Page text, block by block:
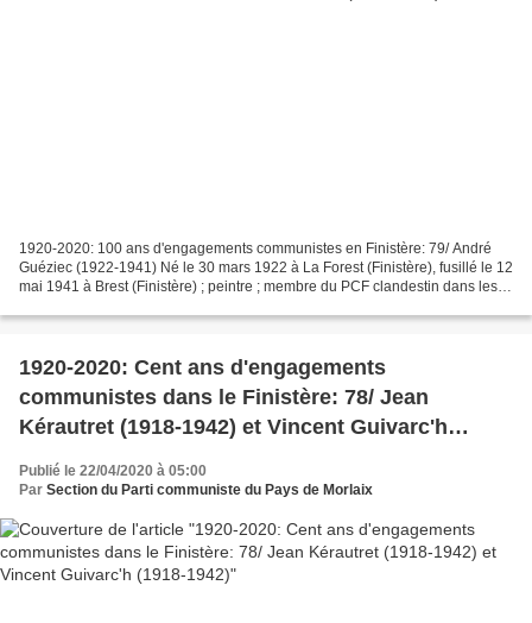
1920-2020: 100 ans d'engagements communistes en Finistère: 79/ André
Guéziec (1922-1941) Né le 30 mars 1922 à La Forest (Finistère), fusillé le 12
mai 1941 à Brest (Finistère) ; peintre ; membre du PCF clandestin dans les
1920-2020: Cent ans d'engagements
communistes dans le Finistère: 78/ Jean
Kérautret (1918-1942) et Vincent Guivarc'h
Publié le 22/04/2020 à 05:00
Par Section du Parti communiste du Pays de Morlaix